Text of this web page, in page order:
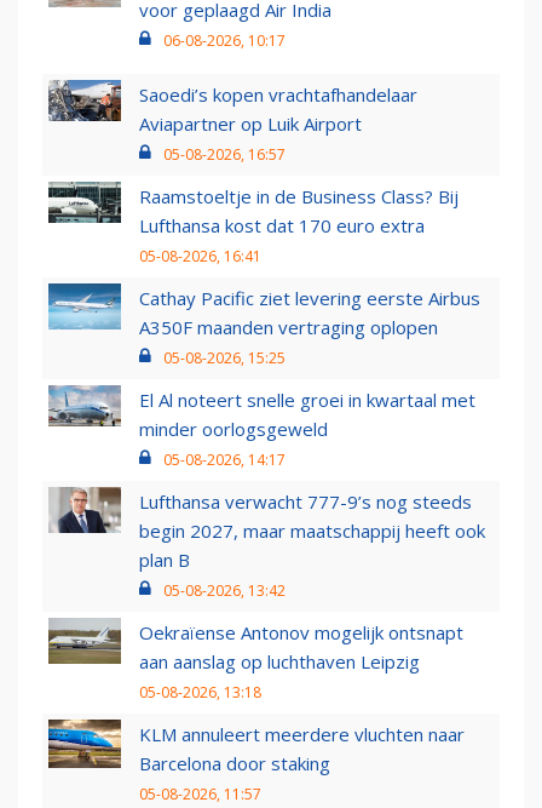
voor geplaagd Air India
06-08-2026, 10:17
Saoedi’s kopen vrachtafhandelaar
Aviapartner op Luik Airport
05-08-2026, 16:57
Raamstoeltje in de Business Class? Bij
Lufthansa kost dat 170 euro extra
05-08-2026, 16:41
Cathay Pacific ziet levering eerste Airbus
A350F maanden vertraging oplopen
05-08-2026, 15:25
El Al noteert snelle groei in kwartaal met
minder oorlogsgeweld
05-08-2026, 14:17
Lufthansa verwacht 777-9’s nog steeds
begin 2027, maar maatschappij heeft ook
plan B
05-08-2026, 13:42
Oekraïense Antonov mogelijk ontsnapt
aan aanslag op luchthaven Leipzig
05-08-2026, 13:18
KLM annuleert meerdere vluchten naar
Barcelona door staking
05-08-2026, 11:57